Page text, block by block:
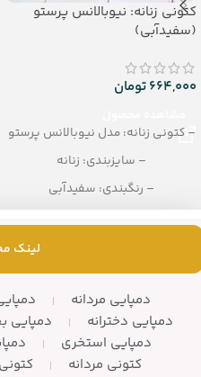
کتونی زنانه: نیوبالانس پرستو
(سفیدآبی)
664,000تومان
– کتونی زنانه: مدل نیوبالانس پرستو
– سایزبندی: زنانه
– رنگبندی: سفیدآبی
لینک
دمپایی مردانه
دمپایی دخترانه
دمپایی
دمپایی استخری
کتونی مردانه